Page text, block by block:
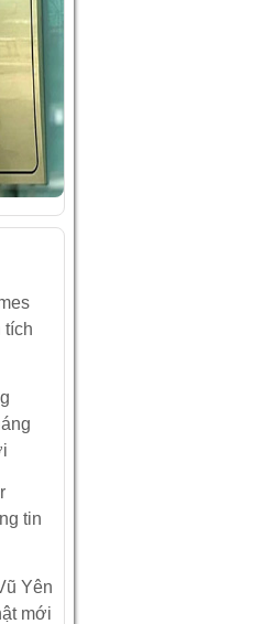
tích
tin
Yên
mới